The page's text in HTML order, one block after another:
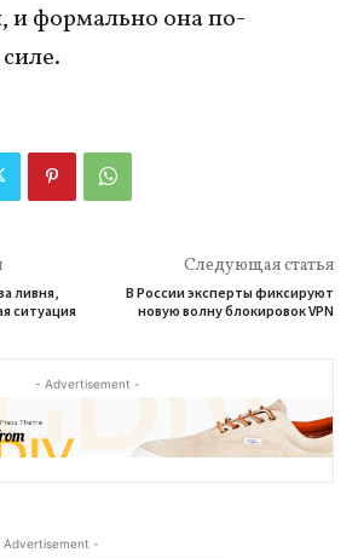
и формально она по-
ливня,
ситуация
Следующая статья
В России эксперты фиксируют
новую волну блокировок VPN
- Advertisement -
Advertisement -